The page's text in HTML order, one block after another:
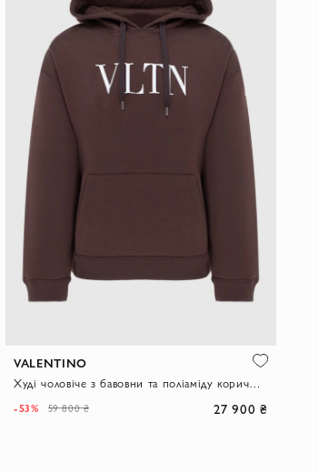
VALENTINO
-53% 59 800 ₴ 27 900 ₴